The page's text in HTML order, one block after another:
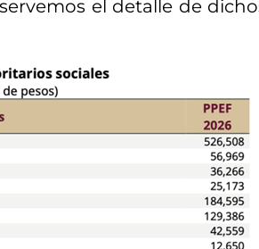
el detalle de